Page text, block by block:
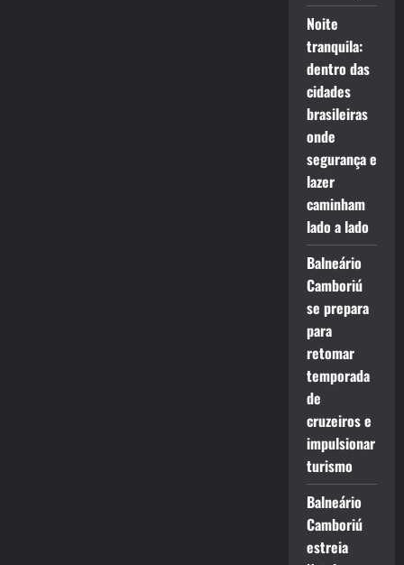
Noite
tranquila:
dentro das
cidades
brasileiras
onde
segurança e
lazer
caminham
lado a lado
Balneário
Camboriú
se prepara
para
retomar
temporada
de
cruzeiros e
impulsionar
turismo
Balneário
Camboriú
estreia